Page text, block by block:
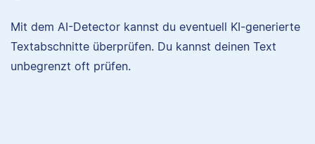
Mit dem AI-Detector kannst du eventuell KI-generierte
Textabschnitte überprüfen. Du kannst deinen Text
unbegrenzt oft prüfen.